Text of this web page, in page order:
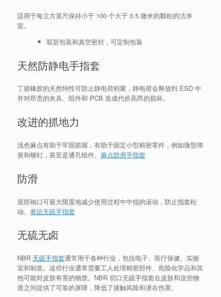
适用于每立方英尺保持小于 100 个大于 0.5 微米的颗粒的洁净
室。
双层包装和真空密封，可定制包装
天然防静电手指套
丁腈橡胶的天然特性可防止静电荷积聚，静电荷会释放到 ESD 中
并对昂贵的夹具、组件和 PCB 造成代价高昂的损坏。
改进的抓地力
浅色麻点有助于牢固抓握，有助于固定小型精密零件，例如微型弹
簧和螺钉，甚至是通孔组件。 麻点防滑手指套
防滑
底部袖口可最大限度地减少使用过程中中指的滚动，防止指套松
动。 卷边无硫手指套
无硫无卤
NBR 无硫手指套通常用于各种行业，包括电子、医疗保健、实验
室和制造。这些行业通常需要工人处理精密部件、危险化学品和其
他可能对皮肤有害的物质。NBR 切口无硫手指套在皮肤和这些物
质之间提供了可靠的屏障，降低了接触风险和潜在伤害。